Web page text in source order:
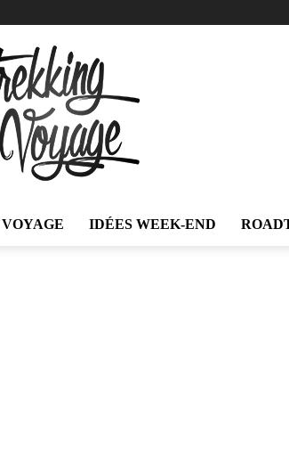
VOYAGE IDÉES WEEK-END